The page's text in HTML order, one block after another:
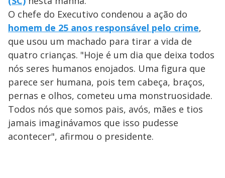
O chefe do Executivo condenou a ação do
homem de 25 anos responsável pelo crime,
que usou um machado para tirar a vida de
quatro crianças. "Hoje é um dia que deixa todos
nós seres humanos enojados. Uma figura que
parece ser humana, pois tem cabeça, braços,
pernas e olhos, cometeu uma monstruosidade.
Todos nós que somos pais, avós, mães e tios
jamais imaginávamos que isso pudesse
acontecer", afirmou o presidente.